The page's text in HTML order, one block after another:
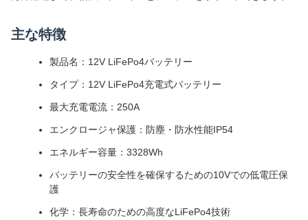
主な特徴
製品名：12V LiFePo4バッテリー
タイプ：12V LiFePo4充電式バッテリー
最大充電電流：250A
エンクロージャ保護：防塵・防水性能IP54
エネルギー容量：3328Wh
バッテリーの安全性を確保するための10Vでの低電圧保
護
化学：長寿命のための高度なLiFePo4技術